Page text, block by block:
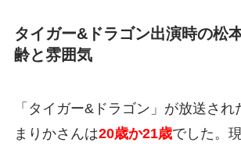
タイガー&ドラゴン出演時の松
齢と雰囲気
「タイガー&ドラゴン」が放送さ
まりかさんは20歳か21歳でした。